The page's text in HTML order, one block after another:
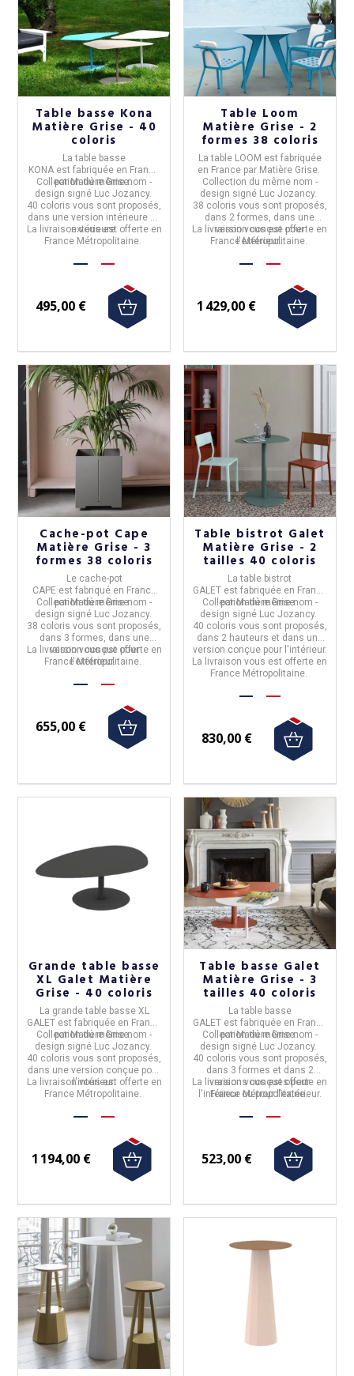
Table basse Kona
Matière Grise - 40
coloris
La table basse
KONA est fabriquée en France
parMatière Grise.
Collection du même nom -
design signé Luc Jozancy.
40 coloris vous sont proposés,
dans une version intérieure ou
extérieure.
La livraison vous est offerte en
France Métropolitaine.
495,00 €
Table Loom
Matière Grise - 2
formes 38 coloris
La table LOOM est fabriquée
en FranceparMatière Grise.
Collection du même nom -
design signé Luc Jozancy.
38 coloris vous sont proposés,
dans 2 formes, dans une
version conçue pour
l'extérieur.
La livraison vous est offerte en
France Métropolitaine.
1 429,00 €
Cache-pot Cape
Matière Grise - 3
formes 38 coloris
Le cache-pot
CAPE est fabriqué en France
parMatière Grise.
Collection du même nom -
design signé Luc Jozancy.
38 coloris vous sont proposés,
dans 3 formes, dans une
version conçue pour
l'extérieur.
La livraison vous est offerte en
France Métropolitaine.
655,00 €
Table bistrot Galet
Matière Grise - 2
tailles 40 coloris
La table bistrot
GALET est fabriquée en France
parMatière Grise.
Collection du même nom -
design signé Luc Jozancy.
40 coloris vous sont proposés,
dans 2 hauteurs et dans une
version conçue pour l'intérieur.
La livraison vous est offerte en
France Métropolitaine.
830,00 €
Grande table basse
XL Galet Matière
Grise - 40 coloris
La grande table basse XL
GALET est fabriquée en France
parMatière Grise.
Collection du même nom -
design signé Luc Jozancy.
40 coloris vous sont proposés,
dans une version conçue pour
l'intérieur.
La livraison vous est offerte en
France Métropolitaine.
1 194,00 €
Table basse Galet
Matière Grise - 3
tailles 40 coloris
La table basse
GALET est fabriquée en France
parMatière Grise.
Collection du même nom -
design signé Luc Jozancy.
40 coloris vous sont proposés,
dans 3 formes et dans 2
versions conçues pour
l'intérieur ou pour l'extérieur.
La livraison vous est offerte en
France Métropolitaine.
523,00 €